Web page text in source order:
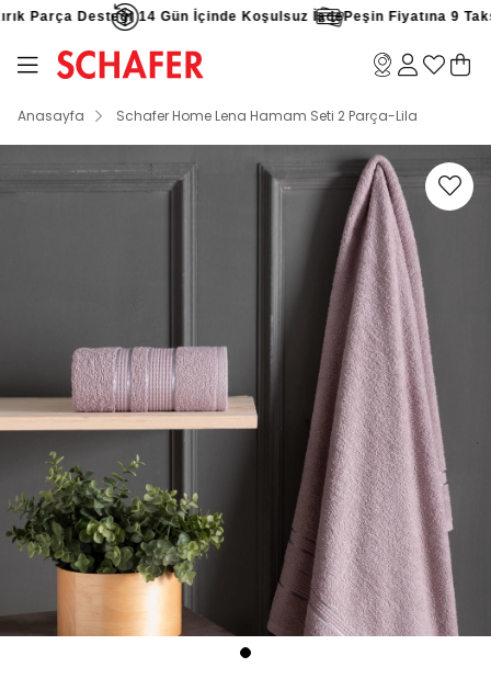
Parça Desteği 14 Gün İçinde Koşulsuz İadePeşin Fiyatına 9
Anasayfa Schafer Home Lena Hamam Seti 2 Parça-Lila